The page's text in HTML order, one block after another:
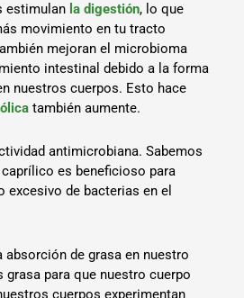
estimulan la digestión, lo que
movimiento en tu tracto
mejoran el microbioma
intestinal debido a la forma
nuestros cuerpos. Esto hace
también aumente.
antimicrobiana. Sabemos
es beneficioso para
excesivo de bacterias en el
absorción de grasa en nuestro
para que nuestro cuerpo
cuerpos experimentan